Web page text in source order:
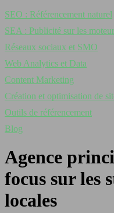
SEO : Référencement naturel
SEA : Publicité sur les
Réseaux sociaux et SMO
Web Analytics et Data
Content Marketing
Création et optimisation de
Outils de référencement
Blog
Agence
focus sur les
locales